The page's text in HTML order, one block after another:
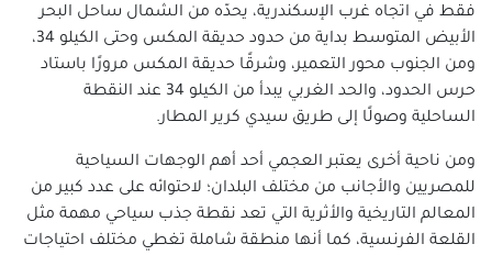
شقق للبيع في باب شرقى
شقق للبيع في باكوس
شقق للبيع في بحرى والأنفوشى
شقق للبيع في برج العرب الجديده
شقق للبيع في برج العرب
شقق للبيع في جاناكليس
شقق للبيع في جليم
شقق للبيع في جناكليس
فقط في اتجاه غرب الإسكندرية، يحدّه من الشمال ساحل البحر
الأبيض المتوسط بداية من حدود حديقة المكس وحتى الكيلو 34،
ومن الجنوب محور التعمير، وشرقًا حديقة المكس مرورًا باستاد
حرس الحدود، والحد الغربي يبدأ من الكيلو 34 عند النقطة
الساحلية وصولًا إلى طريق سيدي كرير المطار.
ومن ناحية أخرى يعتبر العجمي أحد أهم الوجهات السياحية
للمصريين والأجانب من مختلف البلدان؛ لاحتوائه على عدد كبير من
المعالم التاريخية والأثرية التي تعد نقطة جذب سياحي مهمة مثل
القلعة الفرنسية، كما أنها منطقة شاملة تغطي مختلف احتياجات